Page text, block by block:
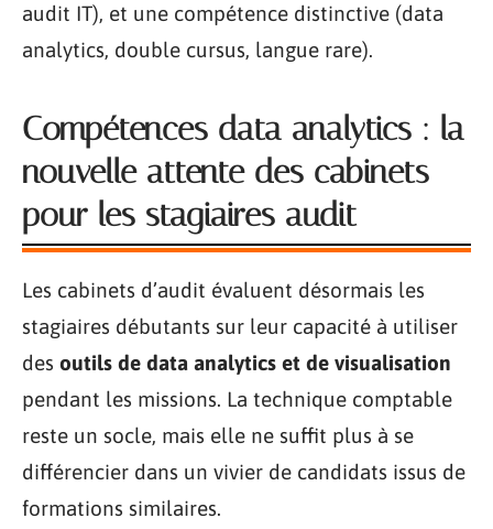
audit IT), et une compétence distinctive (data
analytics, double cursus, langue rare).
Compétences data analytics : la
nouvelle attente des cabinets
pour les stagiaires audit
Les cabinets d’audit évaluent désormais les
stagiaires débutants sur leur capacité à utiliser
des outils de data analytics et de visualisation
pendant les missions. La technique comptable
reste un socle, mais elle ne suffit plus à se
différencier dans un vivier de candidats issus de
formations similaires.